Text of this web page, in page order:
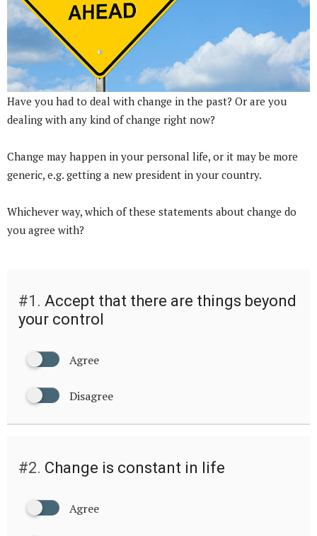
Have you had to deal with change in the past? Or are you
dealing with any kind of change right now?
Change may happen in your personal life, or it may be more
generic, e.g. getting a new president in your country.
Whichever way, which of these statements about change do
you agree with?
#1. Accept that there are things beyond
your control
Agree
Disagree
#2. Change is constant in life
Agree